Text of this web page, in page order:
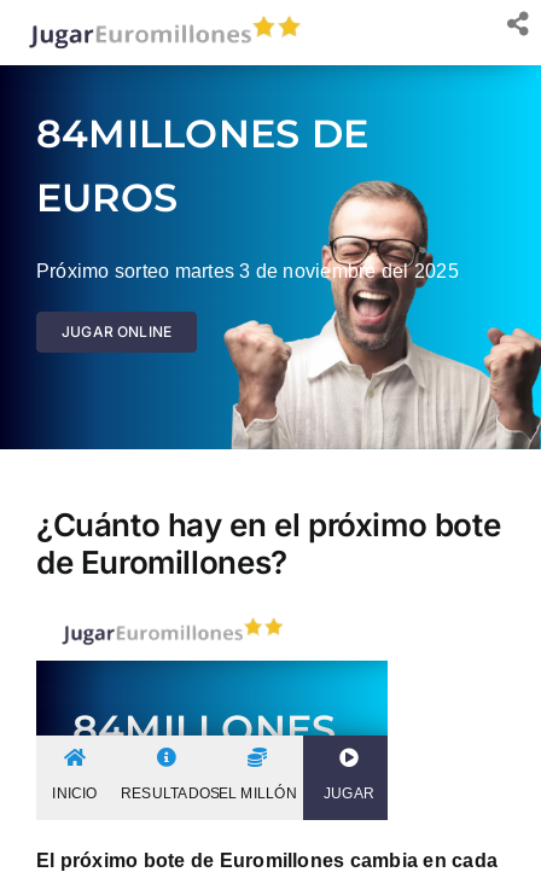
84MILLONES DE
EUROS
Próximo sorteo martes 3 de noviembre del 2025
JUGAR ONLINE
¿Cuánto hay en el próximo bote
de Euromillones?
El próximo bote de Euromillones cambia en cada